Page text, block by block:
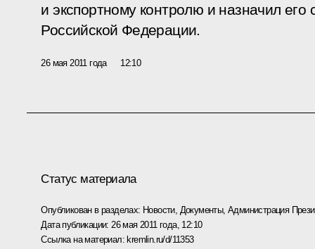
и экспортному контролю и назначил его
Российской Федерации.
26 мая 2011 года 12:10
Статус материала
Опубликован в разделах: Новости, Документы,Администрация
Дата публикации: 26 мая 2011 года, 12:10
Ссылка на материал: kremlin.ru/d/11353